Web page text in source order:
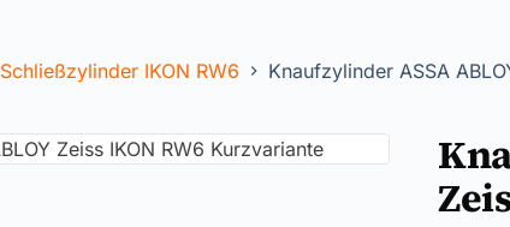
Schließzylinder IKON RW6 Knaufzylinder ASSA